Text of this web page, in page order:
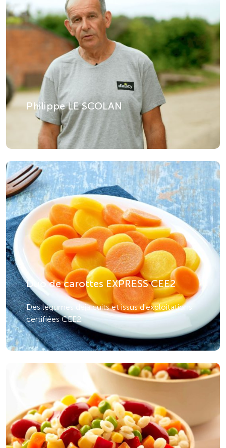
Philippe LE SCOLAN
Duo de carottes EXPRESS CEE2
Des légumes déjà cuits et issus d'exploitations
certifiées CEE2.